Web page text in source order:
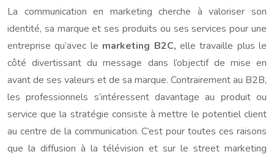
La communication en marketing cherche à valoriser son
identité, sa marque et ses produits ou ses services pour une
entreprise qu’avec le marketing B2C, elle travaille plus le
côté divertissant du message dans l’objectif de mise en
avant de ses valeurs et de sa marque. Contrairement au B2B,
les professionnels s’intéressent davantage au produit ou
service que la stratégie consiste à mettre le potentiel client
au centre de la communication. C’est pour toutes ces raisons
que la diffusion à la télévision et sur le street marketing